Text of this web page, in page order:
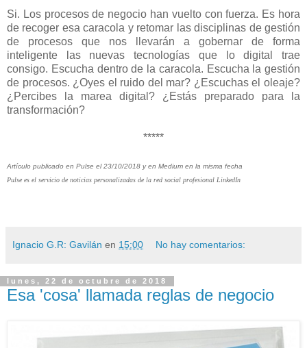
Si. Los procesos de negocio han vuelto con fuerza. Es hora
de recoger esa caracola y retomar las disciplinas de gestión
de procesos que nos llevarán a gobernar de forma
inteligente las nuevas tecnologías que lo digital trae
consigo. Escucha dentro de la caracola. Escucha la gestión
de procesos. ¿Oyes el ruido del mar? ¿Escuchas el oleaje?
¿Percibes la marea digital? ¿Estás preparado para la
transformación?
*****
Artículo publicado en Pulse el 23/10/2018 y en Medium en la misma fecha
Pulse es el servicio de noticias personalizadas de la red social profesional LinkedIn
Ignacio G.R: Gavilán en 15:00 No hay comentarios:
lunes, 22 de octubre de 2018
Esa 'cosa' llamada reglas de negocio